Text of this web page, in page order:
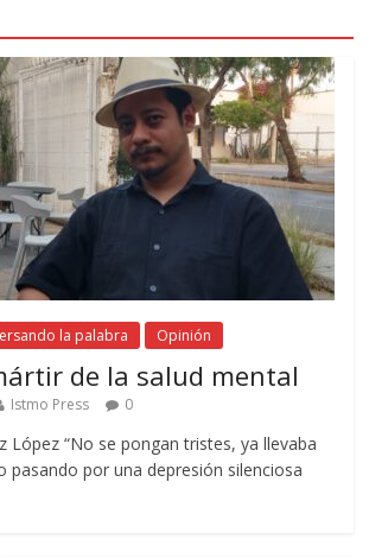
la palabra Opinión
de la salud mental
Istmo Press 0
López “No se pongan tristes, ya llevaba
pasando por una depresión silenciosa